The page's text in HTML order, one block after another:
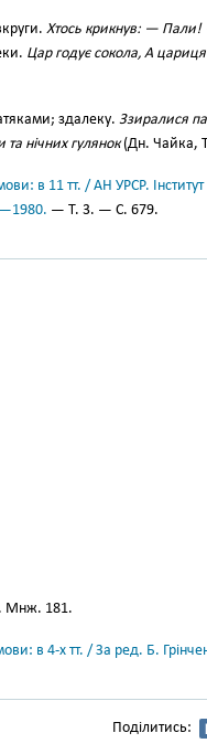
Хтось крикнув: — Пали! —
Цар годує сокола, А
здалеку. Ззиралися
та нічних гулянок(Дн. Чайка,
в 11 тт. / АН УРСР.
— Т. 3. — С. 679.
Мнж. 181.
в 4-х тт. / За ред. Б.
Поділитись: